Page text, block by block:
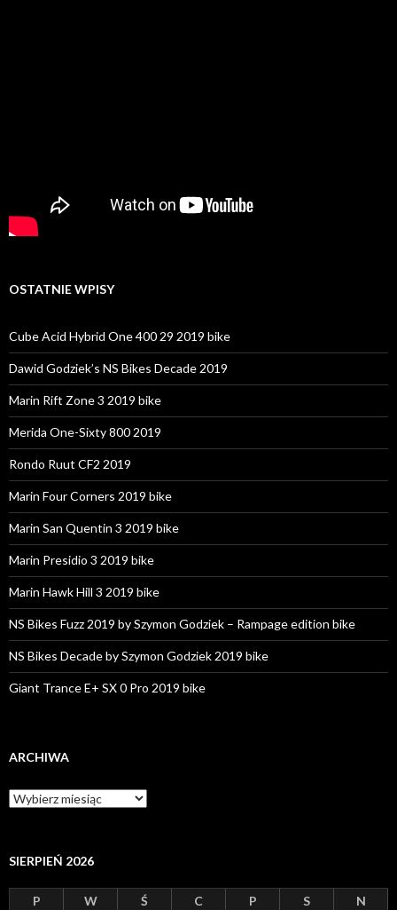
OSTATNIE WPISY
Cube Acid Hybrid One 400 29 2019 bike
Dawid Godziek’s NS Bikes Decade 2019
Marin Rift Zone 3 2019 bike
Merida One-Sixty 800 2019
Rondo Ruut CF2 2019
Marin Four Corners 2019 bike
Marin San Quentin 3 2019 bike
Marin Presidio 3 2019 bike
Marin Hawk Hill 3 2019 bike
NS Bikes Fuzz 2019 by Szymon Godziek – Rampage edition bike
NS Bikes Decade by Szymon Godziek 2019 bike
Giant Trance E+ SX 0 Pro 2019 bike
ARCHIWA
A
r
i
a
SIERPIEŃ 2026
P W Ś C P S N